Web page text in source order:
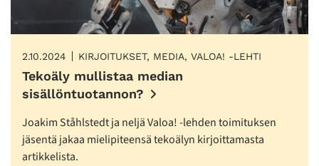
2.10.2024 KIRJOITUKSET, MEDIA, VALOA! -LEHTI
Tekoäly mullistaa median
sisällöntuotannon?
Joakim Ståhlstedt ja neljä Valoa! -lehden toimituksen
jäsentä jakaa mielipiteensä tekoälyn kirjoittamasta
artikkelista.